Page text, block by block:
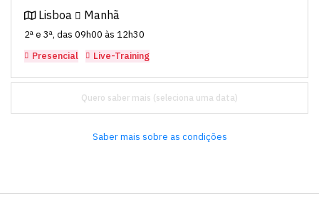
Lisboa Manhã
2ª e 3ª, das 09h00 às 12h30
Presencial
Live-Training
Quero saber mais
Saber mais sobre as condições